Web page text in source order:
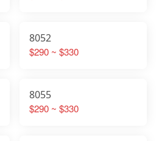
8052
$290 ~ $330
8055
$290 ~ $330